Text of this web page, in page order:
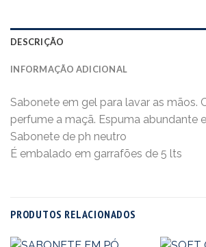
DESCRIÇÃO
INFORMAÇÃO ADICIONAL
Sabonete em gel para lavar as mãos.
perfume a maçã. Espuma abundante
Sabonete de ph neutro
É embalado em garrafões de 5 lts
PRODUTOS RELACIONADOS